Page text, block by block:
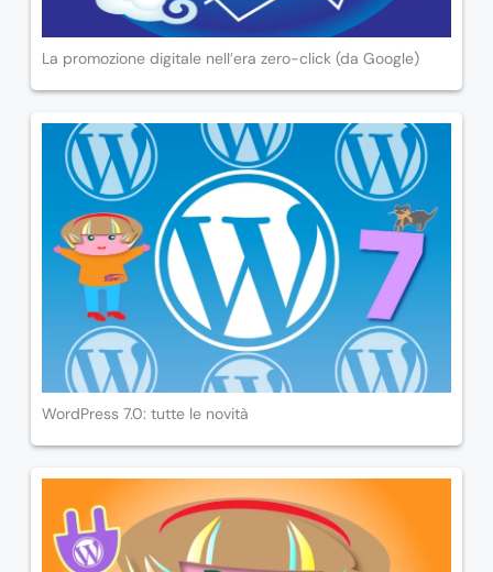
La promozione digitale nell’era zero-click (da Google)
WordPress 7.0: tutte le novità